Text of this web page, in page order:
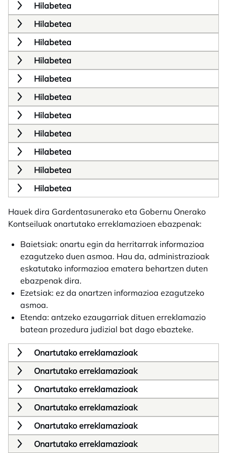
Hilabetea
Hilabetea
Hilabetea
Hilabetea
Hilabetea
Hilabetea
Hilabetea
Hilabetea
Hilabetea
Hilabetea
Hilabetea
Hauek dira Gardentasunerako eta Gobernu Onerako
Kontseiluak onartutako erreklamazioen ebazpenak:
Baietsiak: onartu egin da herritarrak informazioa
ezagutzeko duen asmoa. Hau da, administrazioak
eskatutako informazioa ematera behartzen duten
ebazpenak dira.
Ezetsiak: ez da onartzen informazioa ezagutzeko
asmoa.
Etenda: antzeko ezaugarriak dituen erreklamazio
batean prozedura judizial bat dago ebazteke.
Onartutako erreklamazioak
Onartutako erreklamazioak
Onartutako erreklamazioak
Onartutako erreklamazioak
Onartutako erreklamazioak
Onartutako erreklamazioak